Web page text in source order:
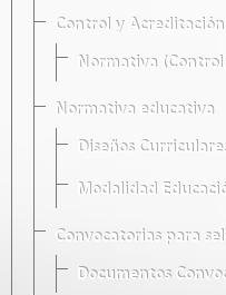
Control y
Normativa
Normativa educativa
Diseños
Modalidad
Convocatorias para
Documentos